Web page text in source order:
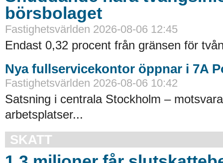
börsbolaget
Fastighetsvärlden 2026-08-06 12:45
Endast 0,32 procent från gränsen för
Nya fullservicekontor öppnar i 7A
Fastighetsvärlden 2026-08-06 10:42
Satsning i centrala Stockholm –
arbetsplatser...
SKATT